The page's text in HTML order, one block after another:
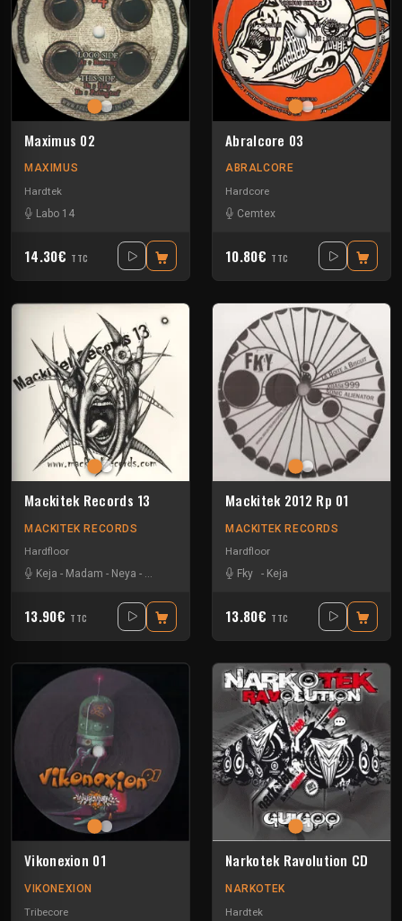
Maximus 02
MAXIMUS
Hardtek
Labo 14
14.30€ TTC
Abralcore 03
ABRALCORE
Hardcore
Cemtex
10.80€ TTC
Mackitek Records 13
MACKITEK RECORDS
Hardfloor
Keja - Madam - Neya - Yarkouy
13.90€ TTC
Mackitek 2012 Rp 01
MACKITEK RECORDS
Hardfloor
Fky
- Keja
13.80€ TTC
Vikonexion 01
VIKONEXION
Tribecore
Narkotek Ravolution CD
NARKOTEK
Hardtek